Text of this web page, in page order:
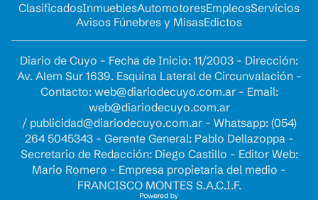
ClasificadosInmueblesAutomotoresEmpleosServicios
Avisos Fúnebres y MisasEdictos
Diario de Cuyo - Fecha de Inicio: 11/2003 - Dirección:
Av. Alem Sur 1639. Esquina Lateral de Circunvalación -
Contacto: web@diariodecuyo.com.ar- Email:
web@diariodecuyo.com.ar
/ publicidad@diariodecuyo.com.ar- Whatsapp: (054)
264 5045343 - Gerente General: Pablo Dellazoppa -
Secretario de Redacción: Diego Castillo - Editor Web:
Mario Romero - Empresa propietaria del medio -
FRANCISCO MONTES S.A.C.I.F.